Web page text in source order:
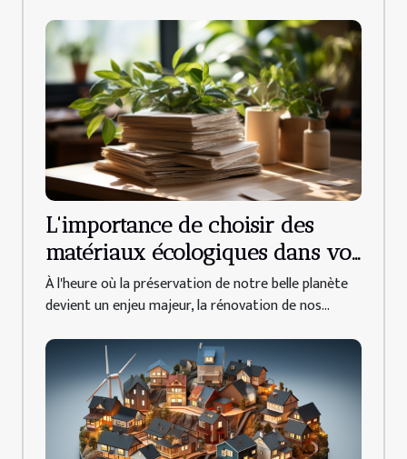
L'importance de choisir des
matériaux écologiques dans vos
projets de rénovation
À l'heure où la préservation de notre belle planète
devient un enjeu majeur, la rénovation de nos...